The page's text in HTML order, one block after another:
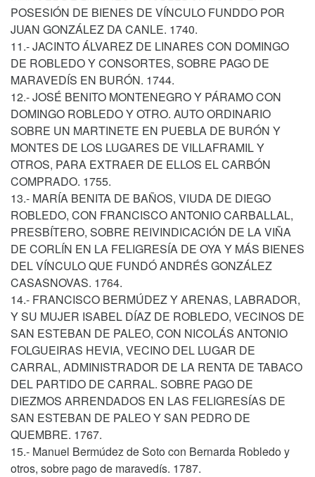
POSESIÓN DE BIENES DE VÍNCULO FUNDDO POR
JUAN GONZÁLEZ DA CANLE. 1740.
11.- JACINTO ÁLVAREZ DE LINARES CON DOMINGO
DE ROBLEDO Y CONSORTES, SOBRE PAGO DE
MARAVEDÍS EN BURÓN. 1744.
12.- JOSÉ BENITO MONTENEGRO Y PÁRAMO CON
DOMINGO ROBLEDO Y OTRO. AUTO ORDINARIO
SOBRE UN MARTINETE EN PUEBLA DE BURÓN Y
MONTES DE LOS LUGARES DE VILLAFRAMIL Y
OTROS, PARA EXTRAER DE ELLOS EL CARBÓN
COMPRADO. 1755.
13.- MARÍA BENITA DE BAÑOS, VIUDA DE DIEGO
ROBLEDO, CON FRANCISCO ANTONIO CARBALLAL,
PRESBÍTERO, SOBRE REIVINDICACIÓN DE LA VIÑA
DE CORLÍN EN LA FELIGRESÍA DE OYA Y MÁS BIENES
DEL VÍNCULO QUE FUNDÓ ANDRÉS GONZÁLEZ
CASASNOVAS. 1764.
14.- FRANCISCO BERMÚDEZ Y ARENAS, LABRADOR,
Y SU MUJER ISABEL DÍAZ DE ROBLEDO, VECINOS DE
SAN ESTEBAN DE PALEO, CON NICOLÁS ANTONIO
FOLGUEIRAS HEVIA, VECINO DEL LUGAR DE
CARRAL, ADMINISTRADOR DE LA RENTA DE TABACO
DEL PARTIDO DE CARRAL. SOBRE PAGO DE
DIEZMOS ARRENDADOS EN LAS FELIGRESÍAS DE
SAN ESTEBAN DE PALEO Y SAN PEDRO DE
QUEMBRE. 1767.
15.- Manuel Bermúdez de Soto con Bernarda Robledo y
otros, sobre pago de maravedís. 1787.